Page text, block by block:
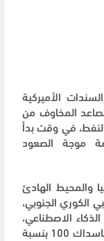
الأميركية
المخاوف من
في وقت بدأ
موجة الصعود
الهادئ
الكوري الجنوبي،
الاصطناعي،
إلى 7%. كما تراجعت العقود الآجلة لمؤشر ناسداك 100 بنسبة